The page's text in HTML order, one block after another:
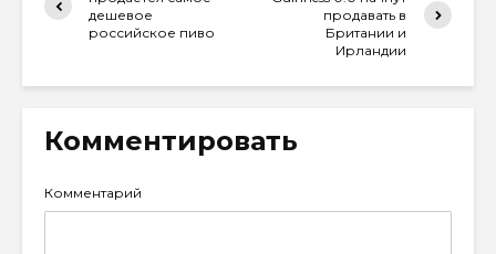
дешевое
российское пиво
продавать в
Британии и
Ирландии
Комментировать
Комментарий